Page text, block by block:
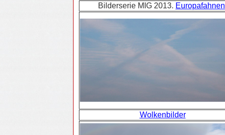
Bilderserie MIG 2013. Europafahnen
Wolkenbilder